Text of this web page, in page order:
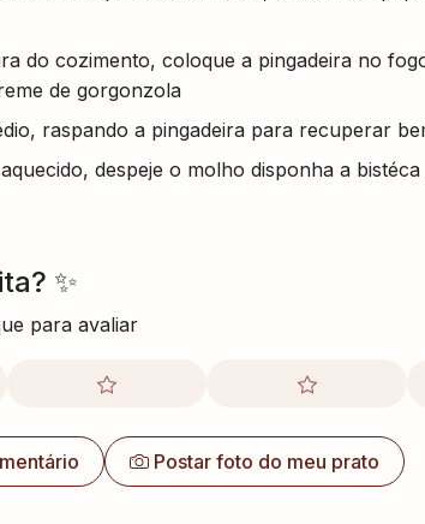
do cozimento, coloque a pingadeira no
de gorgonzola
raspando a pingadeira para recuperar
despeje o molho disponha a
✨
para avaliar
Postar foto do meu prato